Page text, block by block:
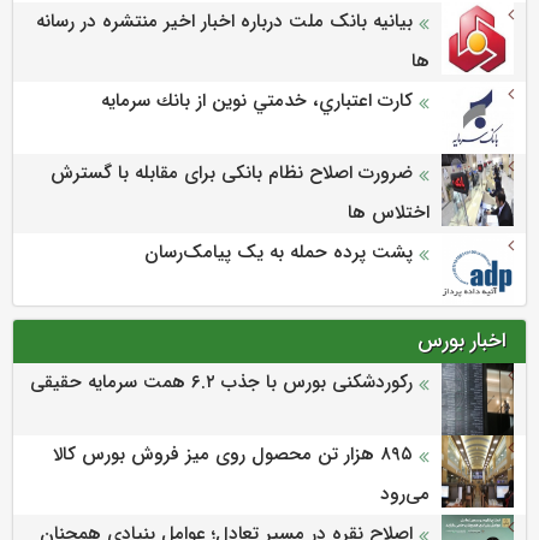
بیانیه بانک ملت درباره اخبار اخیر منتشره در رسانه
ها
كارت اعتباري، خدمتي نوين از بانك سرمايه
ضرورت اصلاح نظام بانکی برای مقابله با گسترش
اختلاس ها
پشت پرده حمله به یک پیامک‌رسان
اخبار بورس
رکوردشکنی بورس با جذب ۶.۲ همت سرمایه حقیقی
۸۹۵ هزار تن محصول روی میز فروش بورس کالا
می‌‌رود